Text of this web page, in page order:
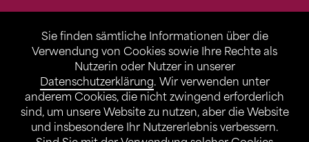
Sie finden sämtliche Informationen über die
Verwendung von Cookies sowie Ihre Rechte als
Nutzerin oder Nutzer in unserer
Datenschutzerklärung. Wir verwenden unter
anderem Cookies, die nicht zwingend erforderlich
sind, um unsere Website zu nutzen, aber die Website
und insbesondere Ihr Nutzererlebnis verbessern.